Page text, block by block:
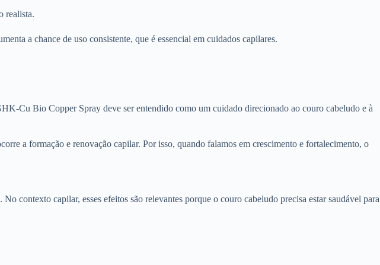
realista.
a chance de uso consistente, que é essencial em cuidados capilares.
Cu Bio Copper Spray deve ser entendido como um cuidado direcionado ao couro cabeludo e à
a formação e renovação capilar. Por isso, quando falamos em crescimento e fortalecimento, o
contexto capilar, esses efeitos são relevantes porque o couro cabeludo precisa estar saudável para